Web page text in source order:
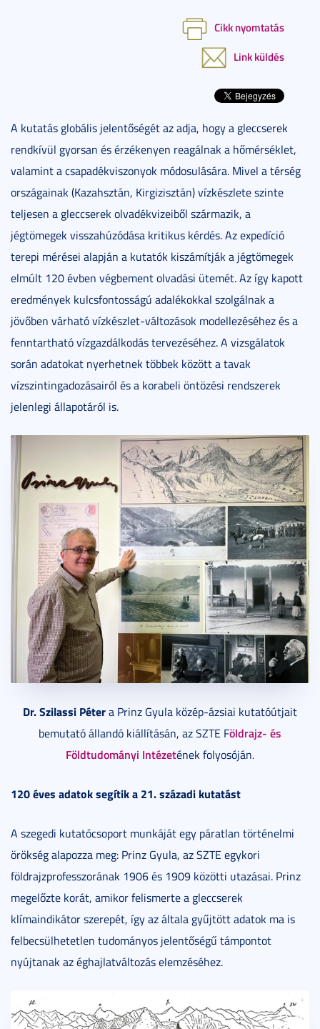
Cikk nyomtatás
Link küldés
A kutatás globális jelentőségét az adja, hogy a gleccserek
rendkívül gyorsan és érzékenyen reagálnak a hőmérséklet,
valamint a csapadékviszonyok módosulására. Mivel a térség
országainak (Kazahsztán, Kirgizisztán) vízkészlete szinte
teljesen a gleccserek olvadékvizeiből származik, a
jégtömegek visszahúzódása kritikus kérdés. Az expedíció
terepi mérései alapján a kutatók kiszámítják a jégtömegek
elmúlt 120 évben végbement olvadási ütemét. Az így kapott
eredmények kulcsfontosságú adalékokkal szolgálnak a
jövőben várható vízkészlet-változások modellezéséhez és a
fenntartható vízgazdálkodás tervezéséhez. A vizsgálatok
során adatokat nyerhetnek többek között a tavak
vízszintingadozásairól és a korabeli öntözési rendszerek
jelenlegi állapotáról is.
Dr. Szilassi Pétera Prinz Gyula közép-ázsiai kutatóútjait
bemutató állandó kiállításán, az SZTE Földrajz- és
Földtudományi Intézetének folyosóján.
120 éves adatok segítik a 21. századi kutatást
A szegedi kutatócsoport munkáját egy páratlan történelmi
örökség alapozza meg: Prinz Gyula, az SZTE egykori
földrajzprofesszorának 1906 és 1909 közötti utazásai. Prinz
megelőzte korát, amikor felismerte a gleccserek
klímaindikátor szerepét, így az általa gyűjtött adatok ma is
felbecsülhetetlen tudományos jelentőségű támpontot
nyújtanak az éghajlatváltozás elemzéséhez.